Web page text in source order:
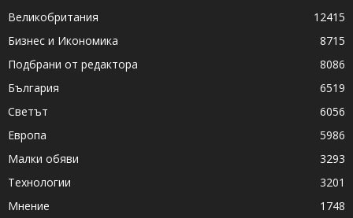
Великобритания
12415
Бизнес и Икономика
8715
Подбрани от редактора
8086
България
6519
Светът
6056
Европа
5986
Малки обяви
3293
Технологии
3201
Мнение
1748